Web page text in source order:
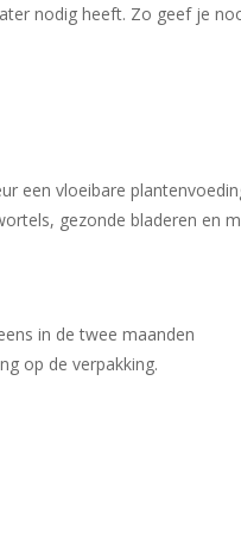
nodig heeft. Zo geef je
een vloeibare
gezonde bladeren en
in de twee maanden
op de verpakking.